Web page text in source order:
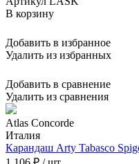
В корзину
Добавить в избранное
Удалить из избранных
Добавить в сравнение
Удалить из сравнения
Atlas Concorde
Италия
Карандаш Arty Tabasco